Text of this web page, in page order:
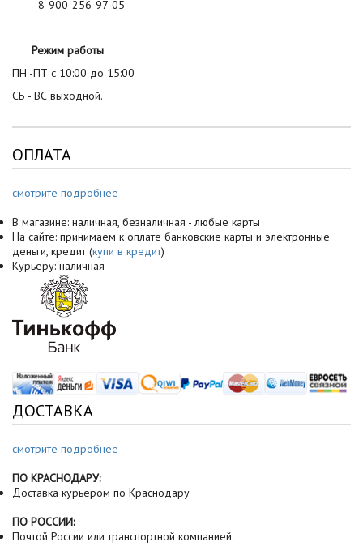
8-900-256-97-05
Режим работы
ПН -ПТ с 10:00 до 15:00
СБ - ВС выходной.
ОПЛАТА
смотрите подробнее
В магазине: наличная, безналичная - любые карты
На сайте: принимаем к оплате банковские карты и электронные
деньги, кредит (купи в кредит)
Курьеру: наличная
ДОСТАВКА
смотрите подробнее
ПО КРАСНОДАРУ:
Доставка курьером по Краснодару
ПО РОССИИ:
Почтой России или транспортной компанией.